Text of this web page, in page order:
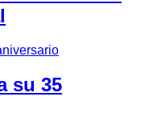
su 35